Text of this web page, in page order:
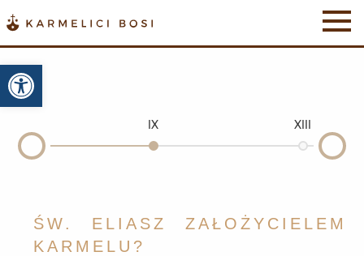
Otwórz pasek narzędzi
IX XIII
ŚW. ELIASZ ZAŁOŻYCIELEM
KARMELU?